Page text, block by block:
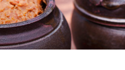
공간